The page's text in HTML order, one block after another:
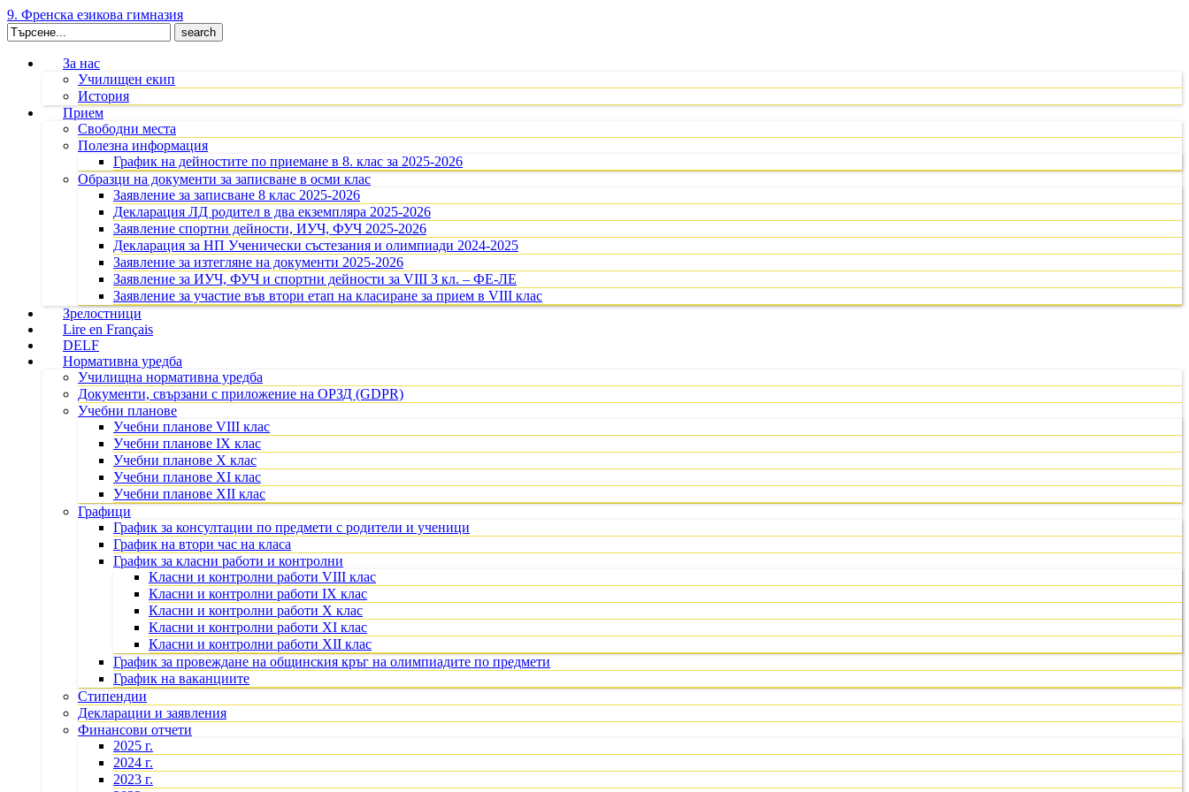
9. Френска езикова гимназия
Search
for:
За нас
Училищен екип
История
Прием
Свободни места
Полезна информация
График на дейностите по приемане в 8. клас за 2025-2026
Образци на документи за записване в осми клас
Заявление за записване 8 клас 2025-2026
Декларация ЛД родител в два екземпляра 2025-2026
Заявление спортни дейности, ИУЧ, ФУЧ 2025-2026
Декларация за НП Ученически състезания и олимпиади 2024-2025
Заявление за изтегляне на документи 2025-2026
Заявление за ИУЧ, ФУЧ и спортни дейности за VIII З кл. – ФЕ-ЛЕ
Заявление за участие във втори етап на класиране за прием в VIII клас
Зрелостници
Lire en Français
DELF
Нормативна уредба
Училищна нормативна уредба
Документи, свързани с приложение на ОРЗД (GDPR)
Учебни планове
Учебни планове VIII клас
Учебни планове IX клас
Учебни планове X клас
Учебни планове XI клас
Учебни планове XII клас
Графици
График за консултации по предмети с родители и ученици
График на втори час на класа
График за класни работи и контролни
Класни и контролни работи VIII клас
Класни и контролни работи IX клас
Класни и контролни работи X клас
Класни и контролни работи XI клас
Класни и контролни работи XII клас
График за провеждане на общинския кръг на олимпиадите по предмети
График на ваканциите
Стипендии
Декларации и заявления
Финансови отчети
2025 г.
2024 г.
2023 г.